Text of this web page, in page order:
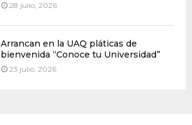
28 julio, 2026
Arrancan en la UAQ pláticas de
bienvenida “Conoce tu Universidad”
23 julio, 2026